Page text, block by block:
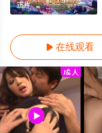
正片
 在线观看